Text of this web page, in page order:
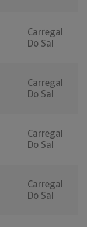
Carregal
Do Sal
Carregal
Do Sal
Carregal
Do Sal
Carregal
Do Sal